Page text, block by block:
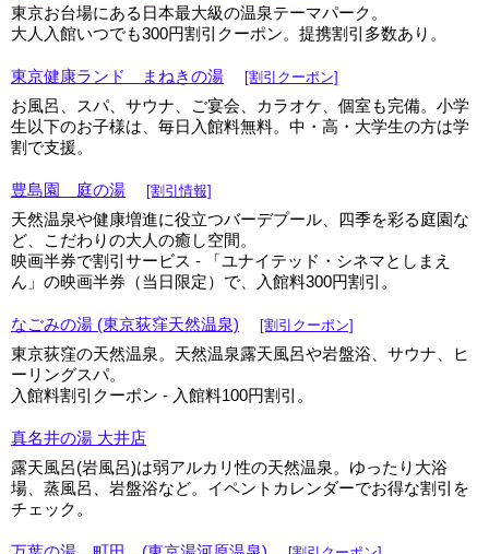
東京お台場にある日本最大級の温泉テーマパーク。
大人入館いつでも300円割引クーポン。提携割引多数あり。
東京健康ランド まねきの湯 [割引クーポン]
お風呂、スパ、サウナ、ご宴会、カラオケ、個室も完備。小学
生以下のお子様は、毎日入館料無料。中・高・大学生の方は学
割で支援。
豊島園 庭の湯 [割引情報]
天然温泉や健康増進に役立つバーデプール、四季を彩る庭園な
ど、こだわりの大人の癒し空間。
映画半券で割引サービス - 「ユナイテッド・シネマとしまえ
ん」の映画半券（当日限定）で、入館料300円割引。
なごみの湯 (東京荻窪天然温泉) [割引クーポン]
東京荻窪の天然温泉。天然温泉露天風呂や岩盤浴、サウナ、ヒ
ーリングスパ。
入館料割引クーポン - 入館料100円割引。
真名井の湯 大井店
露天風呂(岩風呂)は弱アルカリ性の天然温泉。ゆったり大浴
場、蒸風呂、岩盤浴など。イペントカレンダーでお得な割引を
チェック。